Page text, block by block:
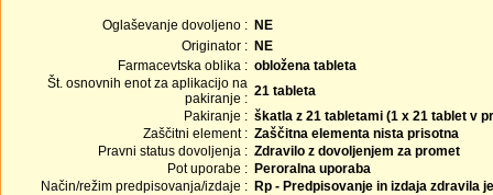
Oglaševanje dovoljeno : NE
Originator : NE
Farmacevtska oblika : obložena tableta
Št. osnovnih enot za aplikacijo na
pakiranje : 21 tableta
Pakiranje : škatla z 21 tabletami (1 x 21 tablet v
Zaščitni element : Zaščitna elementa nista prisotna
Pravni status dovoljenja : Zdravilo z dovoljenjem za promet
Pot uporabe : Peroralna uporaba
Način/režim predpisovanja/izdaje : Rp - Predpisovanje in izdaja zdravila